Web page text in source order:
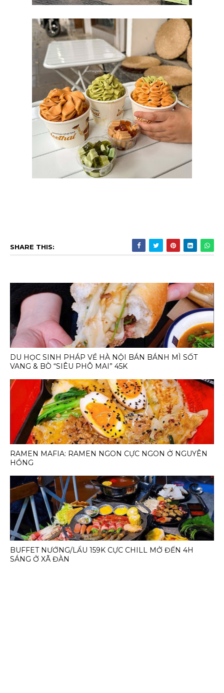
SHARE THIS:
DU HỌC SINH PHÁP VỀ HÀ NỘI BÁN BÁNH MÌ SỐT
VANG & BÒ “SIÊU PHÔ MAI” 45K
RAMEN MAFIA: RAMEN NGON CỰC NGON Ở NGUYÊN
HỒNG
BUFFET NƯỚNG/LẨU 159K CỰC CHILL MỞ ĐẾN 4H
SÁNG Ở XÃ ĐÀN